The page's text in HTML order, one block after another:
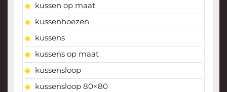
kussen op maat
kussenhoezen
kussens
kussens op maat
kussensloop
kussensloop 80×80